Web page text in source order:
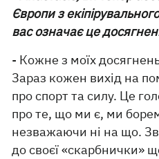
Європи з
вас означає це
- Кожне з моїх
Зараз кожен вихід на
про спорт та силу. Це
про те, що ми є, ми
незважаючи ні на що.
до своєї «скарбнички»